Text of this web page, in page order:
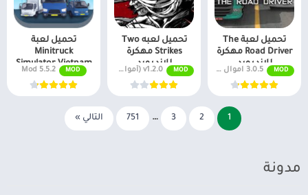
تحميل لعبة The
Road Driver مهكرة
للاندرويد
MOD 3.0.5 اموال غير محدودة
تحميل لعبه Two
Strikes مهكرة
للاندرويد
MOD v1.2.0 (أموال لا نهائية + جميع المستويات)
تحميل لعبة
Minitruck
Simulator Vietnam
مهكرة للاندرويد
MOD
5.5.2 Mod
1
2
3
…
751 التالي »
مدونة